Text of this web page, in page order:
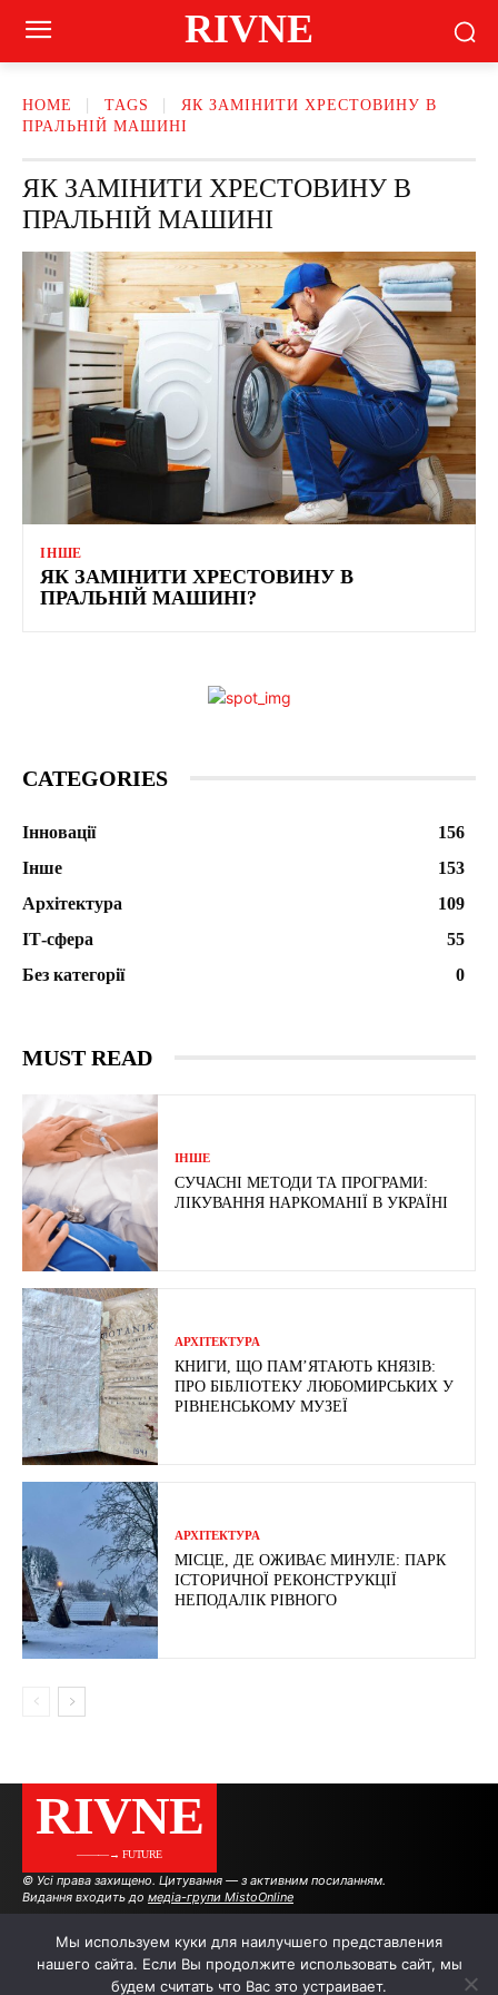
RIVNE
HOME TAGS
ЯК ЗАМІНИТИ ХРЕСТОВИНУ В
ПРАЛЬНІЙ МАШИНІ
ЯК ЗАМІНИТИ ХРЕСТОВИНУ В
ПРАЛЬНІЙ МАШИНІ
ІНШЕ
ЯК ЗАМІНИТИ ХРЕСТОВИНУ В
ПРАЛЬНІЙ МАШИНІ?
CATEGORIES
Інновації
156
Інше
153
Архітектура
109
ІТ-сфера
55
Без категорії
0
MUST READ
ІНШЕ
СУЧАСНІ МЕТОДИ ТА ПРОГРАМИ:
ЛІКУВАННЯ НАРКОМАНІЇ В УКРАЇНІ
АРХІТЕКТУРА
КНИГИ, ЩО ПАМ’ЯТАЮТЬ КНЯЗІВ:
ПРО БІБЛІОТЕКУ ЛЮБОМИРСЬКИХ У
РІВНЕНСЬКОМУ МУЗЕЇ
АРХІТЕКТУРА
МІСЦЕ, ДЕ ОЖИВАЄ МИНУЛЕ: ПАРК
ІСТОРИЧНОЇ РЕКОНСТРУКЦІЇ
НЕПОДАЛІК РІВНОГО
RIVNE
———→ FUTURE
© Усі права захищено. Цитування — з активним посиланням.
Видання входить до медіа-групи MistoOnline
АВТОРИ РЕКЛАМА НА САЙТІ
Мы используем куки для наилучшего представления
нашего сайта. Если Вы продолжите использовать сайт, мы
будем считать что Вас это устраивает.